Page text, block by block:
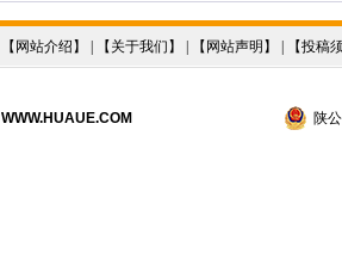
【 网站介绍 】 | 【 关于我们 】 | 【 网站声明 】 | 【投稿
WWW.HUAUE.COM 陕